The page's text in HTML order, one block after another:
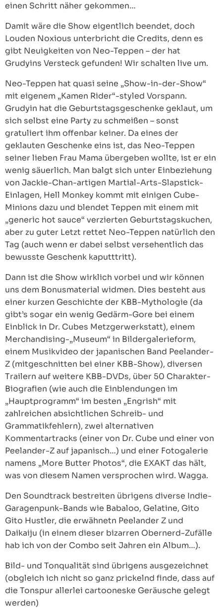
einen Schritt näher gekommen…
Damit wäre die Show eigentlich beendet, doch
Louden Noxious unterbricht die Credits, denn es
gibt Neuigkeiten von Neo-Teppen – der hat
Grudyins Versteck gefunden! Wir schalten live um.
Neo-Teppen hat quasi seine „Show-in-der-Show“
mit eigenem „Kamen Rider“-styled Vorspann.
Grudyin hat die Geburtstagsgeschenke geklaut, um
sich selbst eine Party zu schmeißen – sonst
gratuliert ihm offenbar keiner. Da eines der
geklauten Geschenke eins ist, das Neo-Teppen
seiner lieben Frau Mama übergeben wollte, ist er ein
wenig säuerlich. Man balgt sich unter Einbeziehung
von Jackie-Chan-artigen Martial-Arts-Slapstick-
Einlagen, Hell Monkey kommt mit einigen Cube-
Minions dazu und blendet Teppen mit einem mit
„generic hot sauce“ verzierten Geburtstagskuchen,
aber zu guter Letzt rettet Neo-Teppen natürlich den
Tag (auch wenn er dabei selbst versehentlich das
bewusste Geschenk kaputttritt).
Dann ist die Show wirklich vorbei und wir können
uns dem Bonusmaterial widmen. Dies besteht aus
einer kurzen Geschichte der KBB-Mythologie (da
gibt’s sogar ein wenig Gedärm-Gore bei einem
Einblick in Dr. Cubes Metzgerwerkstatt), einem
Merchandising-„Museum“ in Bildergalerieform,
einem Musikvideo der japanischen Band Peelander-
Z (mitgeschnitten bei einer KBB-Show), diversen
Trailern auf weitere KBB-DVDs, über 50 Charakter-
Biografien (wie auch die Einblendungen im
„Hauptprogramm“ im besten „Engrish“ mit
zahlreichen absichtlichen Schreib- und
Grammatikfehlern), zwei alternativen
Kommentartracks (einer von Dr. Cube und einer von
Peelander-Z auf japanisch…) und einer Fotogalerie
namens „More Butter Photos“, die EXAKT das hält,
was von diesem Namen versprochen wird. Wagga.
Den Soundtrack bestreiten übrigens diverse Indie-
Garagenpunk-Bands wie Babaloo, Gelatine, Gito
Gito Hustler, die erwähnetn Peelander Z und
Daikaiju (in einem dieser bizarren Obernerd-Zufälle
hab ich von der Combo seit Jahren ein Album…).
Bild- und Tonqualität sind übrigens ausgezeichnet
(obgleich ich nicht so ganz prickelnd finde, dass auf
die Tonspur allerlei cartooneske Geräusche gelegt
werden)